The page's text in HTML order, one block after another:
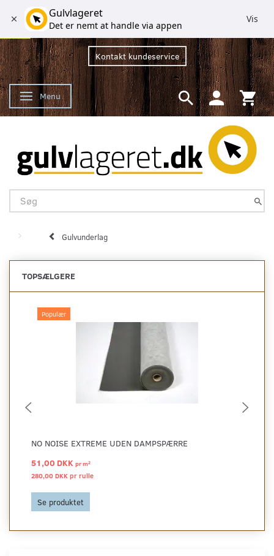
Kontakt kundeservice
Skifte navigation
Menu
Gulvunderlag
TOPSÆLGERE
Populær
NO NOISE EXTREME UDEN DAMPSPÆRRE
51,00 DKK prm2
280,00 DKK pr rulle
Se produktet
Gulvlageret
Det er nemt at handle via appen
Vis